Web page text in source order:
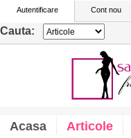
Autentificare Cont nou
Cauta:
Acasa Articole